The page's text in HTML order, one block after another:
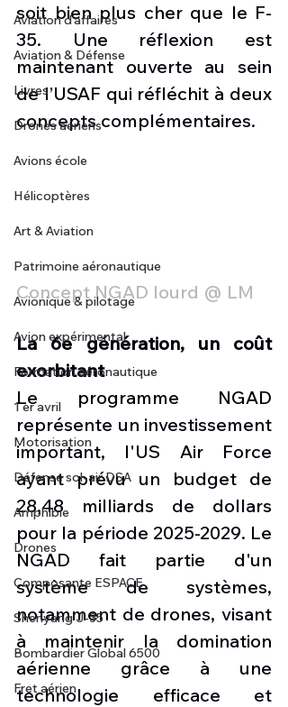
Aviation d'affaires
Aviation & Défense
Livres
Drones aériens
Avions école
Hélicoptères
Art & Aviation
Patrimoine aéronautique
Avionique & pilotage
Avion expérimental
Formation aéronautique
1 er avril
Motorisation
Défense sol-air DSA
Amphibie
Drones
Composante ESPACE
Shenyang J-35
Bombardier Global 6500
Fret aérien
soit bien plus cher que le F-
35. Une réflexion est
maintenant ouverte au sein
de l’USAF qui réfléchit à deux
concepts complémentaires.
Concept NGAD lourd @ LM
La 6e génération, un coût
exorbitant
Le programme NGAD
représente un investissement
important, l'US Air Force
ayant prévu un budget de
28,48 milliards de dollars
pour la période 2025-2029. Le
NGAD fait partie d'un
système de systèmes,
notamment de drones, visant
à maintenir la domination
aérienne grâce à une
technologie efficace et